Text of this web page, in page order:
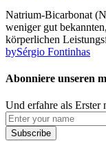
Natrium-Bicarbonat
weniger gut
körperlichen
bySérgio Fontinhas
Abonniere unseren
Und erfahre als Erster
Subscribe